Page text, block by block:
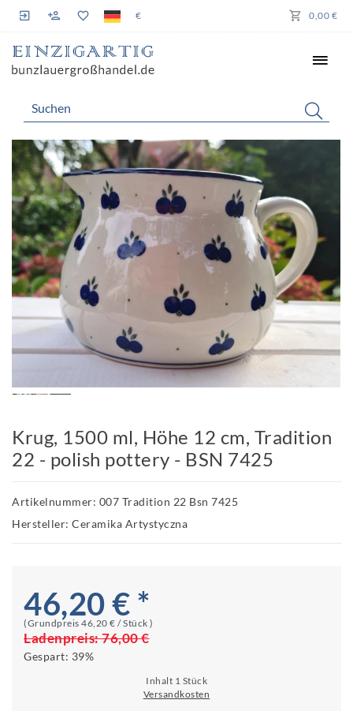
€ 0,00 €
Krug, 1500 ml, Höhe 12 cm, Tradition
22 - polish pottery - BSN 7425
Artikelnummer: 007 Tradition 22 Bsn 7425
Hersteller: Ceramika Artystyczna
46,20 € *
(Grundpreis 46,20 € / Stück )
Ladenpreis:76,00 €
Gespart: 39%
Inhalt 1 Stück
Versandkosten